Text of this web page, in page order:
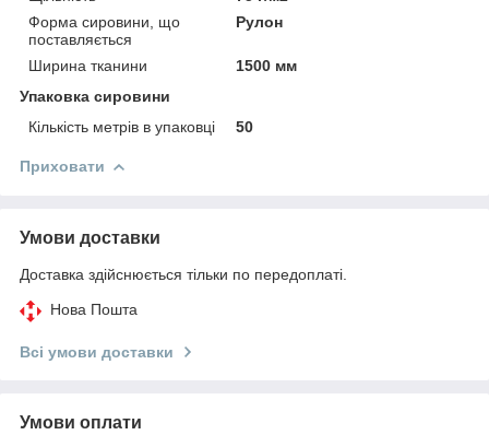
Форма сировини, що
поставляється
Рулон
Ширина тканини
1500 мм
Упаковка сировини
Кількість метрів в упаковці
50
Приховати
Умови доставки
Доставка здійснюється тільки по передоплаті.
Нова Пошта
Всі умови доставки
Умови оплати